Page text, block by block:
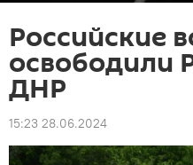
Российские
освободили
ДНР
15:23 28.06.2024